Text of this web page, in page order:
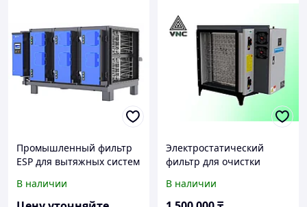
Промышленный фильтр
ESP для вытяжных систем
фильтрующей ячейкой
В наличии
Электростатический
фильтр для очистки
В наличии